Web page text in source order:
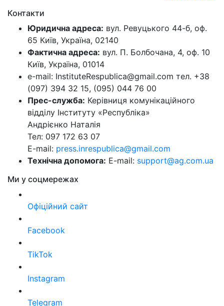
Контакти
Юридична адреса: вул. Ревуцького 44-б, оф.
65 Київ, Україна, 02140
Фактична адреса: вул. П. Болбочана, 4, оф. 10
Київ, Україна, 01014
e-mail: InstituteRespublica@gmail.com тел. +38
(097) 394 32 15, (095) 044 76 00
Прес-служба: Керівниця комунікаційного
відділу Інституту «Республіка»
Андрієнко Наталія
Тел: 097 172 63 07
E-mail: press.inrespublica@gmail.com
Технічна допомога: E-mail: support@ag.com.ua
Ми у соцмережах
Офіційний сайт
Facebook
TikTok
Instagram
Telegram